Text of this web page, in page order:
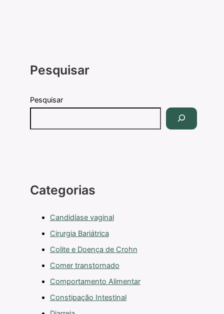
Pesquisar
Pesquisar
Categorias
Candidíase vaginal
Cirurgia Bariátrica
Colite e Doença de Crohn
Comer transtornado
Comportamento Alimentar
Constipação Intestinal